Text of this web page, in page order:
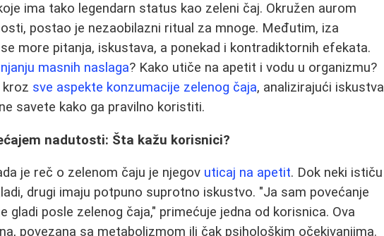
ima tako legendarn status kao zeleni čaj. Okružen aurom
postao je nezaobilazni ritual za mnoge. Međutim, iza
more pitanja, iskustava, a ponekad i kontradiktornih efekata.
masnih naslaga? Kako utiče na apetit i vodu u organizmu?
kroz sve aspekte konzumacije zelenog čaja, analizirajući iskustva
savete kako ga pravilno koristiti.
nadutosti: Šta kažu korisnici?
je reč o zelenom čaju je njegov uticaj na apetit. Dok neki ističu
drugi imaju potpuno suprotno iskustvo. "Ja sam povećanje
gladi posle zelenog čaja," primećuje jedna od korisnica. Ova
povezana sa metabolizmom ili čak psihološkim očekivanjima.